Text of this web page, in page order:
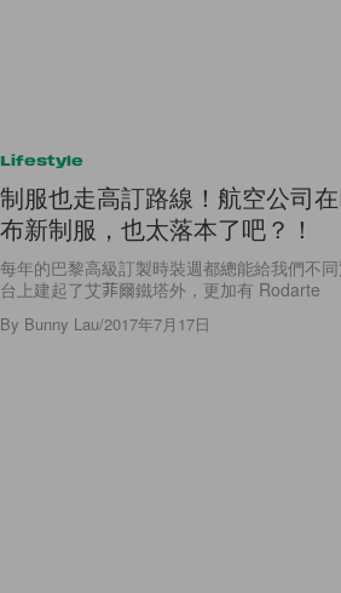
Lifestyle
制服也走高訂路線！航空公司
布新制服，也太落本了吧？！
每年的巴黎高級訂製時裝週都總能給我們不
台上建起了艾菲爾鐵塔外，更加有 Rodarte
By Bunny Lau/2017年7月17日